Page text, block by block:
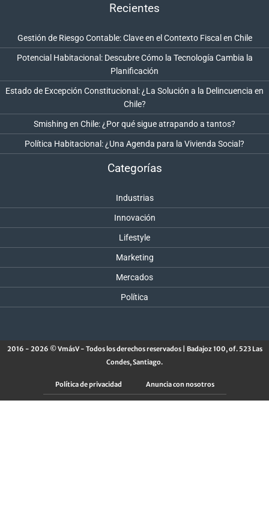
Recientes
Gestión de Riesgo Contable: Clave en el Contexto Fiscal en Chile
Potencial Habitacional: Descubre Cómo la Tecnología Cambia la
Planificación
Estado de Excepción Constitucional: ¿La Solución a la Delincuencia en
Chile?
Smishing en Chile: ¿Por qué sigue atrapando a tantos?
Política Habitacional: ¿Una Agenda para la Vivienda Social?
Categorías
Industrias
Innovación
Lifestyle
Marketing
Mercados
Política
2016 - 2026 © VmásV - Todos los derechos reservados | Badajoz 100, of. 523 Las
Condes, Santiago.
Política de privacidad Anuncia con nosotros